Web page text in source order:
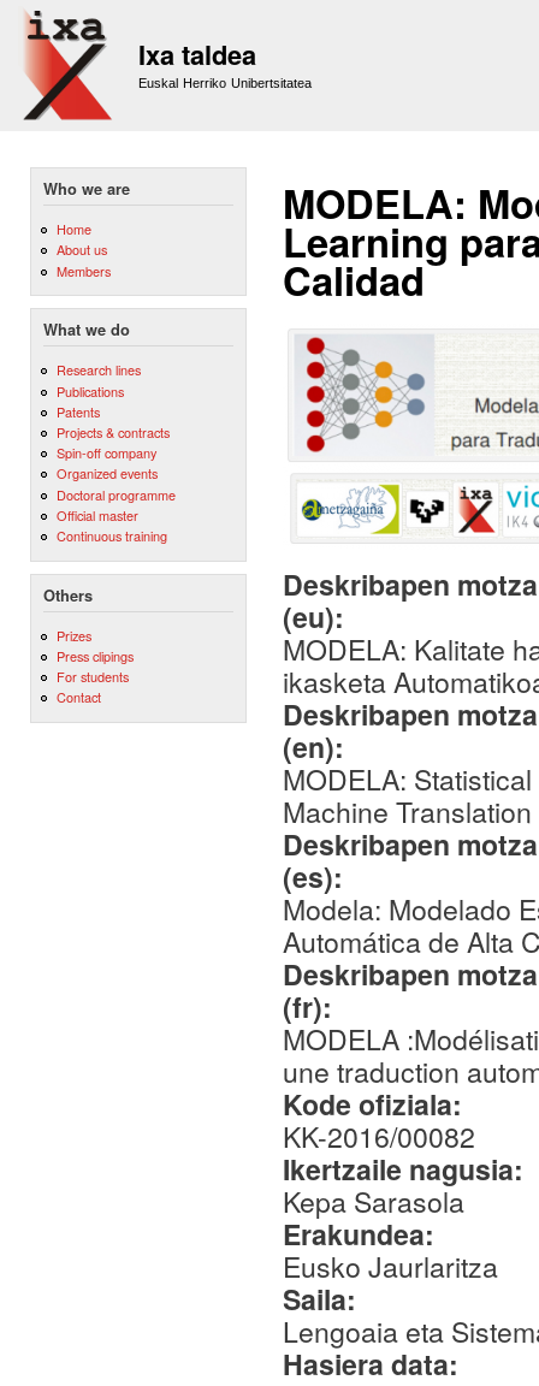
Ixa taldea
Euskal Herriko Unibertsitatea
Who we are
Home
About us
Members
What we do
Research lines
Publications
Patents
Projects & contracts
Spin-off company
Organized events
Doctoral programme
Official master
Continuous training
Others
Prizes
Press clipings
For students
Contact
MODELA:
Learning
Calidad
Deskribapen
(eu):
MODELA: Kalitate
ikasketa
Deskribapen
(en):
MODELA:
Machine Translation
Deskribapen
(es):
Modela: Modelado
Automática de Alta
Deskribapen
(fr):
MODELA
une traduction
Kode ofiziala:
KK-2016/00082
Ikertzaile nagusia:
Kepa Sarasola
Erakundea:
Eusko Jaurlaritza
Saila:
Lengoaia eta
Hasiera data: